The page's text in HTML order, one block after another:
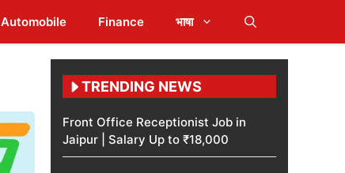
Automobile Finance भाषा
TRENDING NEWS
Front Office Receptionist Job in
Jaipur | Salary Up to ₹18,000